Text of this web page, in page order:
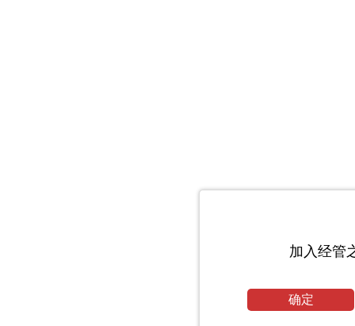
加入经管
确定